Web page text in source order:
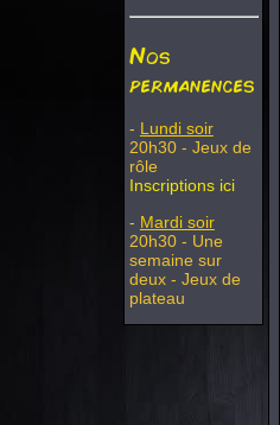
Nos
permanences
- Lundi soir
20h30 - Jeux de
rôle
Inscriptions ici
- Mardi soir
20h30 - Une
semaine sur
deux - Jeux de
plateau